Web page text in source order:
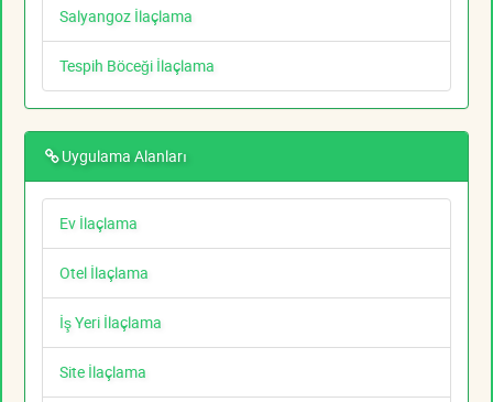
Salyangoz İlaçlama
Tespih Böceği İlaçlama
Uygulama Alanları
Ev İlaçlama
Otel İlaçlama
İş Yeri İlaçlama
Site İlaçlama